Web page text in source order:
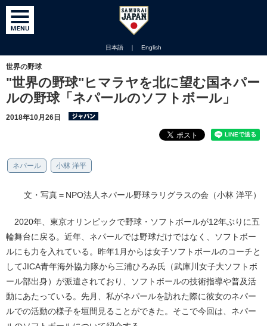
日本語 ｜ English
世界の野球
"世界の野球"ヒマラヤを北に望む国ネパー
ルの野球「ネパールのソフトボール」
2018年10月26日
ネパール 小林 洋平
文・写真＝NPO法人ネパール野球ラリグラスの会（小林 洋平）
2020年、東京オリンピックで野球・ソフトボールが12年ぶりに五
輪舞台に戻る。近年、ネパールでは野球だけではなく、ソフトボー
ルにも力を入れている。昨年1月からは女子ソフトボールのコーチと
してJICA青年海外協力隊から三浦ひろみ氏（武庫川女子大ソフトボ
ール部出身）が派遣されており、ソフトボールの技術指導や普及活
動にあたっている。先月、私がネパールを訪れた際に彼女のネパー
ルでの活動の様子を垣間見ることができた。そこで今回は、ネパー